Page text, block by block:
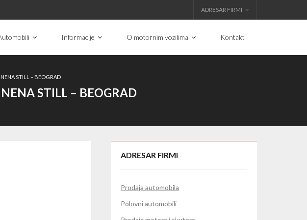
ADRESAR FIRMI
Informacije O motornim vozilima Kontakt
STILL – BEOGRAD
STILL – BEOGRAD
ADRESAR FIRMI
Prodaja automobila
Polovni automobili